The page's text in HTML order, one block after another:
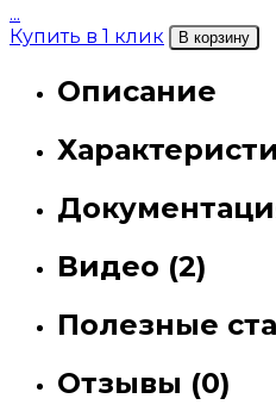
...
Купить в 1 клик
В корзину
Описание
Видео (2)
Полезные
Отзывы (0)